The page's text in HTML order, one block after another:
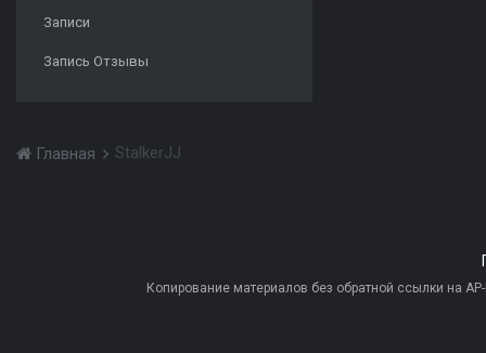
Записи
Запись Отзывы
Главная StalkerJJ
Копирование материалов без обратной ссылки на